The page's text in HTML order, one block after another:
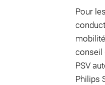
Pour les
conseil
PSV
Philips